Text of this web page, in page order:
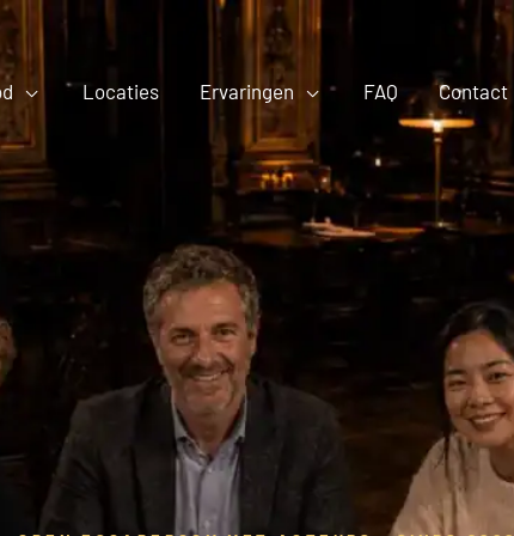
Locaties Ervaringen FAQ Contact